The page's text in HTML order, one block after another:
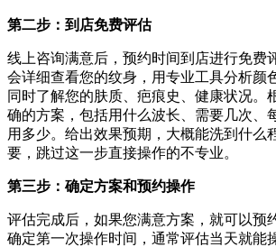
第二步：到店免费评估
线上咨询满意后，预约时间到店进行免费
会详细查看您的纹身，用专业工具分析颜
同时了解您的肤质、疤痕史、健康状况。
确的方案，包括用什么波长、需要几次、
用多少。给出效果预期，大概能洗到什么
要，跳过这一步直接操作的不专业。
第三步：确定方案和预约操作
评估完成后，如果您满意方案，就可以预
确定第一次操作时间，通常评估当天就能